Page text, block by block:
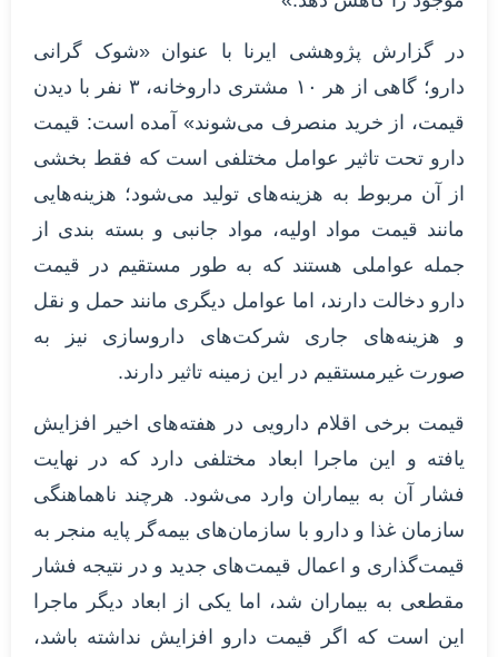
در گزارش پژوهشی ایرنا با عنوان «شوک گرانی
دارو؛ گاهی از هر ۱۰ مشتری داروخانه، ۳ نفر با دیدن
قیمت، از خرید منصرف می‌شوند» آمده است: قیمت
دارو تحت تاثیر عوامل مختلفی است که فقط بخشی
از آن مربوط به هزینه‌های تولید می‌شود؛ هزینه‌هایی
مانند قیمت مواد اولیه، مواد جانبی و بسته بندی از
جمله عواملی هستند که به طور مستقیم در قیمت
دارو دخالت دارند، اما عوامل دیگری مانند حمل و نقل
و هزینه‌های جاری شرکت‌های داروسازی نیز به
صورت غیرمستقیم در این زمینه تاثیر دارند.
قیمت برخی اقلام دارویی در هفته‌های اخیر افزایش
یافته و این ماجرا ابعاد مختلفی دارد که در نهایت
فشار آن به بیماران وارد می‌شود. هرچند ناهماهنگی
سازمان غذا و دارو با سازمان‌های بیمه‌گر پایه منجر به
قیمت‌گذاری و اعمال قیمت‌های جدید و در نتیجه فشار
مقطعی به بیماران شد، اما یکی از ابعاد دیگر ماجرا
این است که اگر قیمت دارو افزایش نداشته باشد،